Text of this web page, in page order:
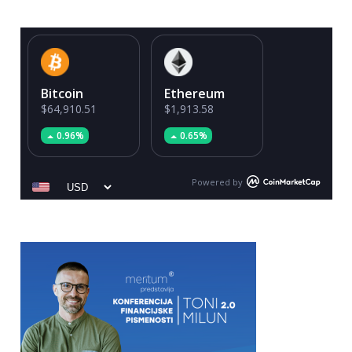
Bitcoin
$64,910.51
0.96%
Ethereum
$1,913.58
0.65%
Powered by